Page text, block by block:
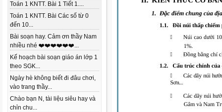
Toán 1 KNTT. Bài 1 Tiết 1....
Toán 1 KNTT. Bài Các số từ 0
đến 10...
Bài soạn hay. Cảm ơn thầy Nam
nhiều nhé ❤️❤️❤️❤️❤️❤️...
Kế hoạch bài soạn giáo án lớp 1
theo SGK...
Ngày hè không biết đi đâu chơi,
vào trang thầy...
Chào bạn N, tài liệu siêu hay và
chỉn chu...